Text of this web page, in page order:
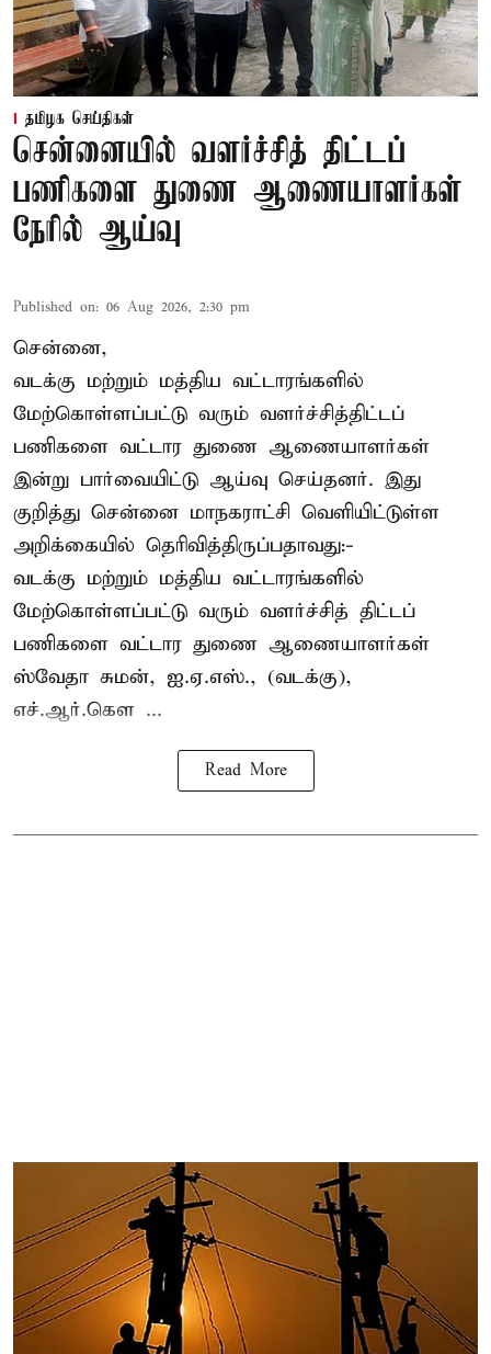
தமிழக செய்திகள்
சென்னையில் வளர்ச்சித் திட்டப்
பணிகளை துணை ஆணையாளர்கள்
நேரில் ஆய்வு
Published on: 06 Aug 2026, 2:30 pm
சென்னை,
வடக்கு மற்றும் மத்திய வட்டாரங்களில்
மேற்கொள்ளப்பட்டு வரும் வளர்ச்சித்திட்டப்
பணிகளை வட்டார துணை ஆணையாளர்கள்
இன்று பார்வையிட்டு ஆய்வு செய்தனர். இது
குறித்து சென்னை மாநகராட்சி வெளியிட்டுள்ள
அறிக்கையில் தெரிவித்திருப்பதாவது:-
வடக்கு மற்றும் மத்திய வட்டாரங்களில்
மேற்கொள்ளப்பட்டு வரும் வளர்ச்சித் திட்டப்
பணிகளை வட்டார துணை ஆணையாளர்கள்
ஸ்வேதா சுமன், ஐ.ஏ.எஸ்., (வடக்கு),
எச்.ஆர்.கௌ ...
Read More